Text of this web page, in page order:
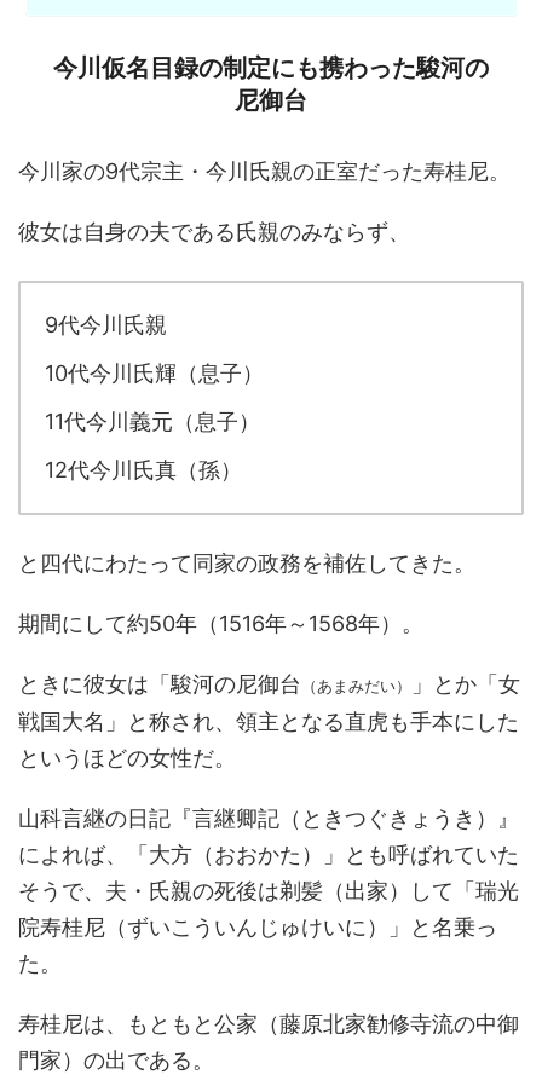
今川仮名目録の制定にも携わった駿河の
尼御台
今川家の9代宗主・今川氏親の正室だった寿桂尼。
彼女は自身の夫である氏親のみならず、
9代今川氏親
10代今川氏輝（息子）
11代今川義元（息子）
12代今川氏真（孫）
と四代にわたって同家の政務を補佐してきた。
期間にして約50年（1516年～1568年）。
ときに彼女は「駿河の尼御台 （あまみだい）
」とか「女
戦国大名」と称され、領主となる直虎も手本にした
というほどの女性だ。
山科言継の日記『言継卿記（ときつぐきょうき）』
によれば、「大方（おおかた）」とも呼ばれていた
そうで、夫・氏親の死後は剃髪（出家）して「瑞光
院寿桂尼（ずいこういんじゅけいに）」と名乗っ
た。
寿桂尼は、もともと公家（藤原北家勧修寺流の中御
門家）の出である。